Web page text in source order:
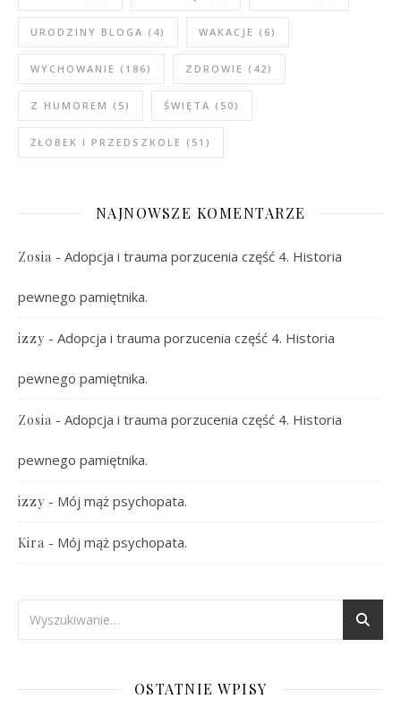
URODZINY BLOGA (4) WAKACJE (6)
WYCHOWANIE (186) ZDROWIE (42)
Z HUMOREM (5) ŚWIĘTA (50)
ŻŁOBEK I PRZEDSZKOLE (51)
NAJNOWSZE KOMENTARZE
Zosia - Adopcja i trauma porzucenia część 4. Historia
pewnego pamiętnika.
izzy - Adopcja i trauma porzucenia część 4. Historia
pewnego pamiętnika.
Zosia - Adopcja i trauma porzucenia część 4. Historia
pewnego pamiętnika.
izzy - Mój mąż psychopata.
Kira - Mój mąż psychopata.
OSTATNIE WPISY